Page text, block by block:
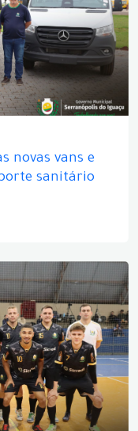
novas vans e
sanitário